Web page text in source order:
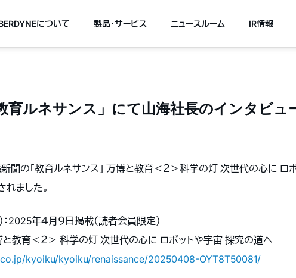
について 製品・サービス ニュースルーム IR情報
育ルネサンス」にて山海社長のインタビュ
聞の「教育ルネサンス」 万博と教育＜２＞科学の灯 次世代の心に ロ
れました。
：2025年４月９日掲載（読者会員限定）
と教育＜２＞ 科学の灯 次世代の心に ロボットや宇宙 探究の道へ
kyoiku/kyoiku/renaissance/20250408-OYT8T50081/